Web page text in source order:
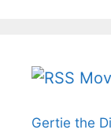
Gertie the